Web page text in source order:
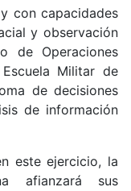
con capacidades
y observación
de Operaciones
Militar de
de decisiones
de información
este ejercicio, la
afianzará sus